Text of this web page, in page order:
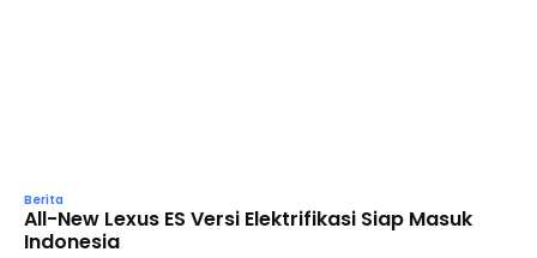
Berita
All-New Lexus ES Versi Elektrifikasi Siap Masuk
Indonesia